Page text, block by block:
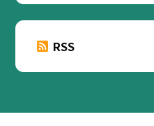
RSS